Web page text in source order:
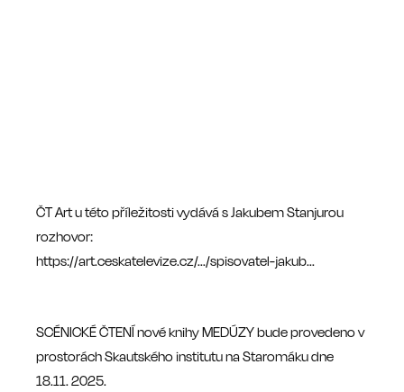
ČT Art u této příležitosti vydává s Jakubem Stanjurou
rozhovor:
https://art.ceskatelevize.cz/.../spisovatel-jakub...
SCÉNICKÉ ČTENÍ nové knihy MEDÚZY bude provedeno v
prostorách Skautského institutu na Staromáku dne
18.11. 2025.